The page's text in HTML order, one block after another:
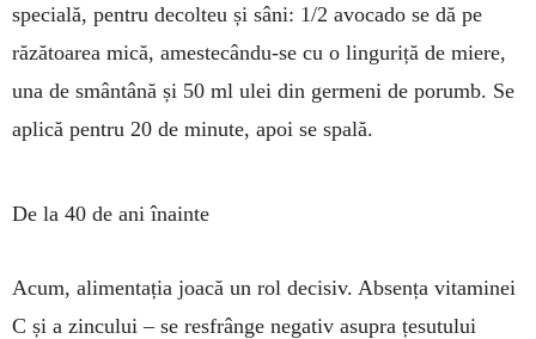
specială, pentru decolteu și sâni: 1/2 avocado se dă pe
răză­toa­­rea mică, ames­tecându-se cu o lin­guriță de miere,
una de smân­tână și 50 ml ulei din germeni de porumb. Se
apli­că pen­tru 20 de mi­nute, apoi se spală.
De la 40 de ani înainte
Acum, alimenta­ția joa­că un rol decisiv. Absența vitaminei
C și a zincului – se resfrânge negativ asupra țe­su­tului